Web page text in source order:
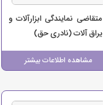
مشاهده اطلاعات بیشتر
متقاضی نمایندگی ابزارآلات و
یراق آلات (نادری حق)